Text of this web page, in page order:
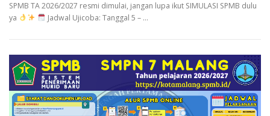
SPMB TA 2026/2027 resmi dimulai, jangan lupa ikut SIMULASI SPMB dulu
ya
Jadwal Ujicoba: Tanggal 5 – …